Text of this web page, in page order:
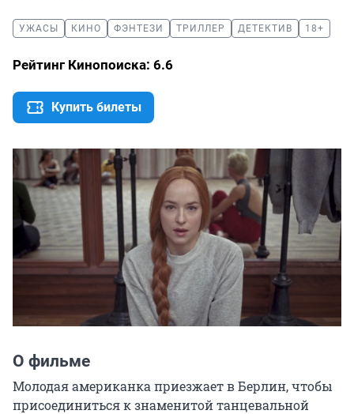
УЖАСЫ КИНО ФЭНТЕЗИ ТРИЛЛЕР ДЕТЕКТИВ 18+
Рейтинг Кинопоиска: 6.6
Купить билеты
О фильме
Молодая американка приезжает в Берлин, чтобы
присоединиться к знаменитой танцевальной